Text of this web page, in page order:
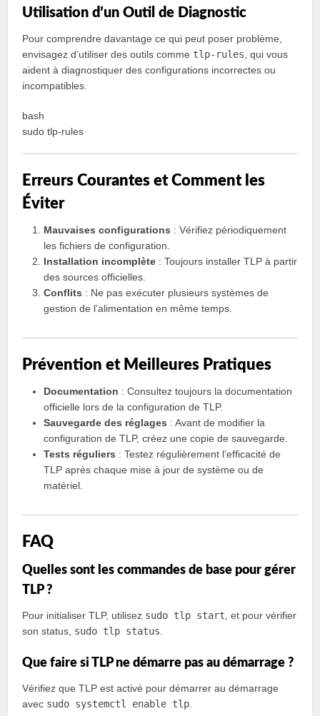
Utilisation d’un Outil de Diagnostic
Pour comprendre davantage ce qui peut poser problème,
envisagez d’utiliser des outils comme tlp-rules , qui vous
aident à diagnostiquer des configurations incorrectes ou
incompatibles.
bash
sudo tlp-rules
Erreurs Courantes et Comment les
Éviter
Mauvaises configurations : Vérifiez périodiquement
les fichiers de configuration.
Installation incomplète : Toujours installer TLP à partir
des sources officielles.
Conflits : Ne pas exécuter plusieurs systèmes de
gestion de l’alimentation en même temps.
Prévention et Meilleures Pratiques
Documentation : Consultez toujours la documentation
officielle lors de la configuration de TLP.
Sauvegarde des réglages : Avant de modifier la
configuration de TLP, créez une copie de sauvegarde.
Tests réguliers : Testez régulièrement l’efficacité de
TLP après chaque mise à jour de système ou de
matériel.
FAQ
Quelles sont les commandes de base pour gérer
TLP ?
Pour initialiser TLP, utilisez sudo tlp start , et pour vérifier
son status, sudo tlp status
Que faire si TLP ne démarre pas au démarrage ?
Vérifiez que TLP est activé pour démarrer au démarrage
avec sudo systemctl enable tlp